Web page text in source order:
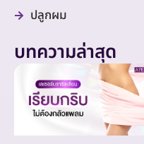
ปลูกผม
บทความล่าสุด